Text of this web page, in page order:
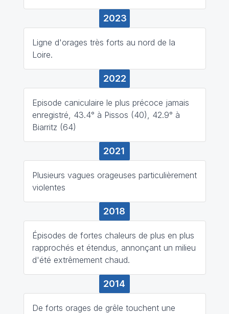
2023
Ligne d'orages très forts au nord de la
Loire.
2022
Episode caniculaire le plus précoce jamais
enregistré, 43.4° à Pissos (40), 42.9° à
Biarritz (64)
2021
Plusieurs vagues orageuses particulièrement
violentes
2018
Épisodes de fortes chaleurs de plus en plus
rapprochés et étendus, annonçant un milieu
d'été extrêmement chaud.
2014
De forts orages de grêle touchent une